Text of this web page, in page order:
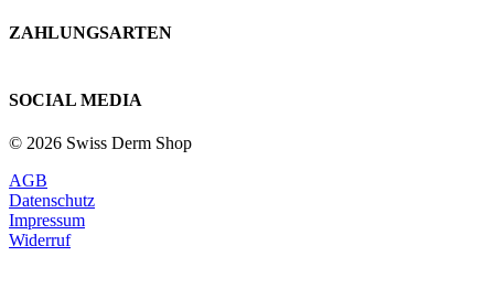
ZAHLUNGSARTEN
SOCIAL MEDIA
© 2026 Swiss Derm Shop
AGB
Datenschutz
Impressum
Widerruf